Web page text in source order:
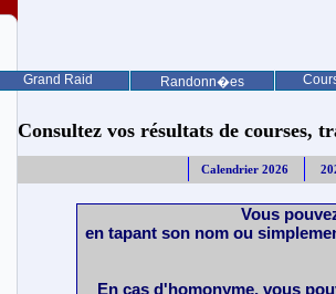
Grand Raid Randonn�es
Consultez vos résultats de courses,
Calendrier 2026
Vous
en tapant son nom ou
En cas d'homonyme, vous